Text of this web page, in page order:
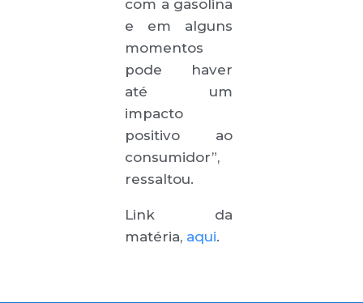
com a gasolina
e em alguns
momentos
pode haver
até um
impacto
positivo ao
consumidor”,
ressaltou.
Link da
matéria, aqui.